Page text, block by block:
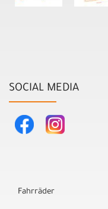
SOCIAL MEDIA
Fahrräder